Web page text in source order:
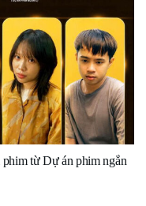
phim từ Dự án phim ngắn